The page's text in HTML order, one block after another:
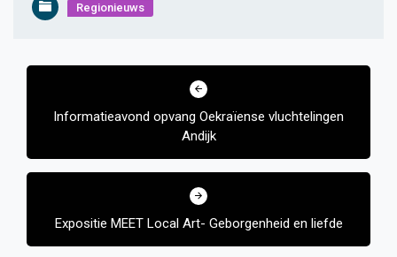
Regionieuws
Bericht
Informatieavond opvang Oekraïense vluchtelingen
Andijk
Expositie MEET Local Art- Geborgenheid en liefde